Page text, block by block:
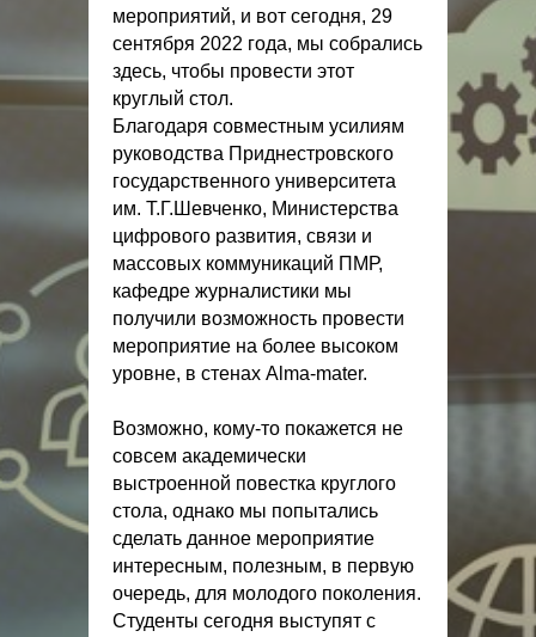
мероприятий, и вот сегодня, 29
сентября 2022 года, мы собрались
здесь, чтобы провести этот
круглый стол.
Благодаря совместным усилиям
руководства Приднестровского
государственного университета
им. Т.Г.Шевченко, Министерства
цифрового развития, связи и
массовых коммуникаций ПМР,
кафедре журналистики мы
получили возможность провести
мероприятие на более высоком
уровне, в стенах Alma-mater.
Возможно, кому-то покажется не
совсем академически
выстроенной повестка круглого
стола, однако мы попытались
сделать данное мероприятие
интересным, полезным, в первую
очередь, для молодого поколения.
Студенты сегодня выступят с